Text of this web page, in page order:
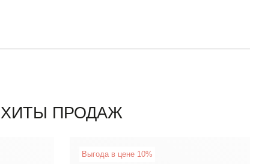
New
ХИТЫ ПРОДАЖ
Выгода в цене 10%